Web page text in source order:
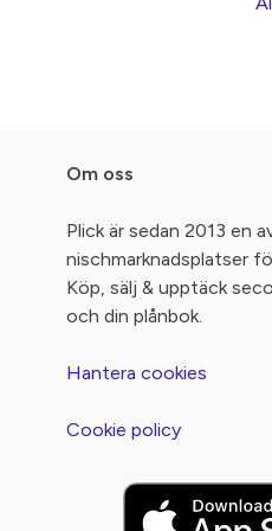
Om oss
Plick är sedan 2013 en
nischmarknadsplatser
Köp, sälj & upptäck
och din plånbok.
Hantera cookies
Cookie policy